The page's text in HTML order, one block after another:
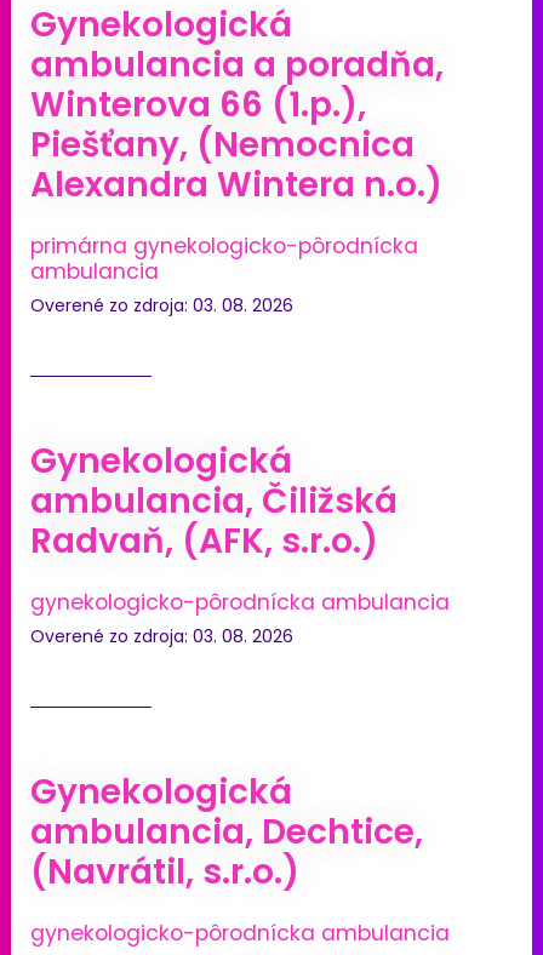
Gynekologická
ambulancia a poradňa,
Winterova 66 (1.p.),
Piešťany, (Nemocnica
Alexandra Wintera n.o.)
primárna gynekologicko-pôrodnícka
ambulancia
Overené zo zdroja: 03. 08. 2026
Gynekologická
ambulancia, Čiližská
Radvaň, (AFK, s.r.o.)
gynekologicko-pôrodnícka ambulancia
Overené zo zdroja: 03. 08. 2026
Gynekologická
ambulancia, Dechtice,
(Navrátil, s.r.o.)
gynekologicko-pôrodnícka ambulancia